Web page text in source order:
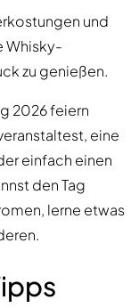
und
Whisky-
zu genießen.
2026 feiern
eine
einfach einen
den Tag
lerne etwas